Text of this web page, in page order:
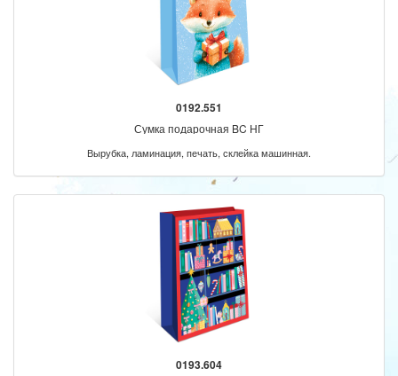
0192.551
Сумка подарочная BC НГ
Вырубка, ламинация, печать, склейка машинная.
0193.604